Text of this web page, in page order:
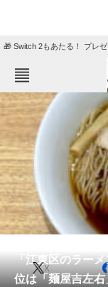
🎁 Switch 2もあたる！ プレ
ねとらぼメニュー
TOP
エンタメ
グルメ
住まい
動物
会員記事
「江東区のラー
位は「麺屋吉左
X